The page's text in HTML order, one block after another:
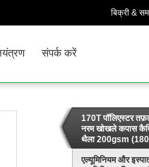
बिक्री &
संपर्क करें
170T पॉलिएस्टर
नरम खोखले कपास
थैला 200gsm
75cm स्पिल
एल्यूमिनियम और